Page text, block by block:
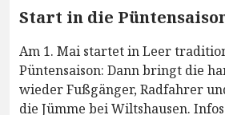
Start in die
Am 1. Mai startet in Leer
Püntensaison: Dann bringt die
wieder Fußgänger, Radfahrer
die Jümme bei Wiltshausen.